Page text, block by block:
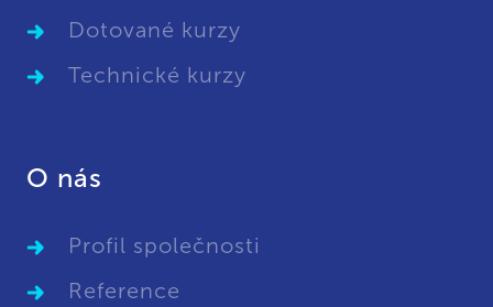
Dotované kurzy
Technické kurzy
O nás
Profil společnosti
Reference